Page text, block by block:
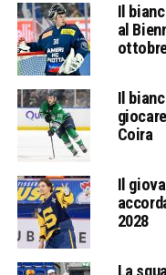
Il
al
Il
Coira
Il
2028
La